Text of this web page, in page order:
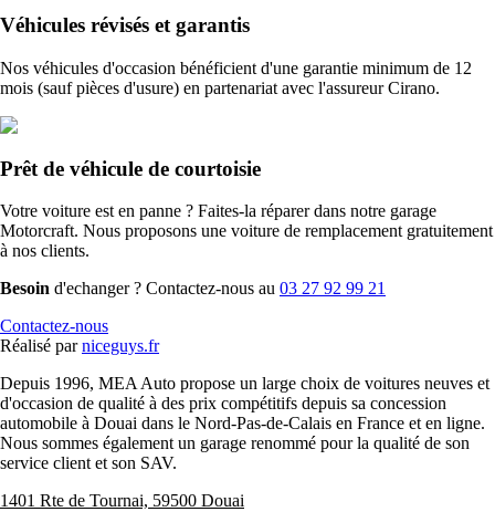
Véhicules révisés et garantis
Nos véhicules d'occasion bénéficient d'une garantie minimum de 12
mois (sauf pièces d'usure) en partenariat avec l'assureur Cirano.
Prêt de véhicule de courtoisie
Votre voiture est en panne ? Faites-la réparer dans notre garage
Motorcraft. Nous proposons une voiture de remplacement gratuitement
à nos clients.
Besoin d'echanger ? Contactez-nous au 03 27 92 99 21
Contactez-nous
Réalisé par niceguys.fr
Depuis 1996, MEA Auto propose un large choix de voitures neuves et
d'occasion de qualité à des prix compétitifs depuis sa concession
automobile à Douai dans le Nord-Pas-de-Calais en France et en ligne.
Nous sommes également un garage renommé pour la qualité de son
service client et son SAV.
1401 Rte de Tournai, 59500 Douai